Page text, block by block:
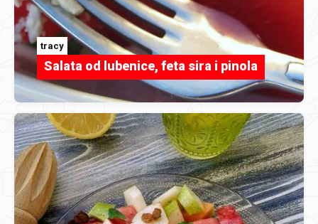
tracy
Salata od lubenice, feta sira i pinola